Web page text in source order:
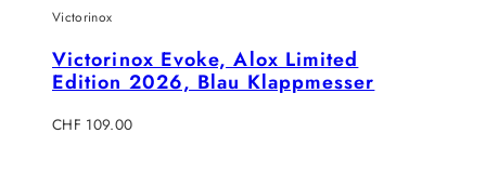
Victorinox
Victorinox Evoke, Alox Limited
Edition 2026, Blau Klappmesser
Regulärer
CHF 109.00